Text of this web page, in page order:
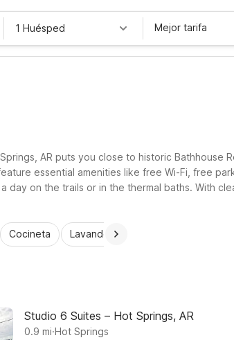
1 Huésped Mejor tarifa
AR puts you close to historic Bathhouse
essential amenities like free Wi-Fi, free
on the trails or in the thermal baths. With
Cocineta Lavandería automática
Studio 6 Suites – Hot Springs, AR
0.9 mi.Hot Springs